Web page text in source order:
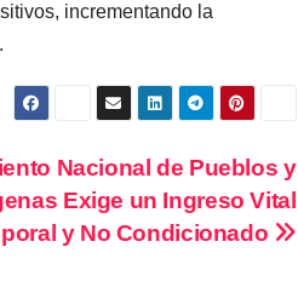
incrementando la
Nacional de Pueblos y
Exige un Ingreso Vital
y No Condicionado